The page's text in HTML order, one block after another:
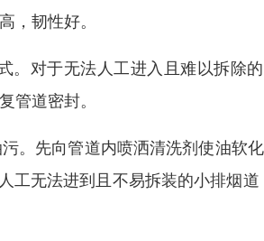
，韧性好。
。对于无法人工进入且难以拆除
管道密封。
。先向管道内喷洒清洗剂使油软
工无法进到且不易拆装的小排烟道